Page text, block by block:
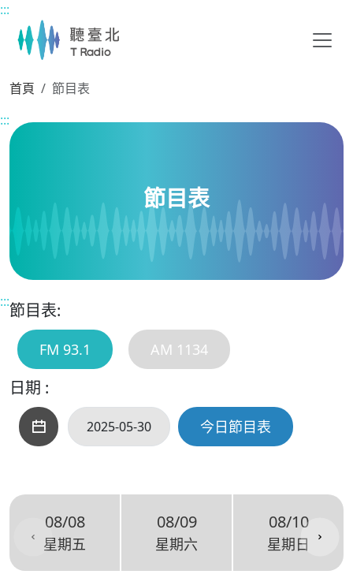
主要內容區塊
:::
首頁
節目表
:::
節目表
:::節目表:
FM 93.1 AM 1134
日期 :
今日節目表
08/08
星期五
08/09
星期六
08/10
星期日